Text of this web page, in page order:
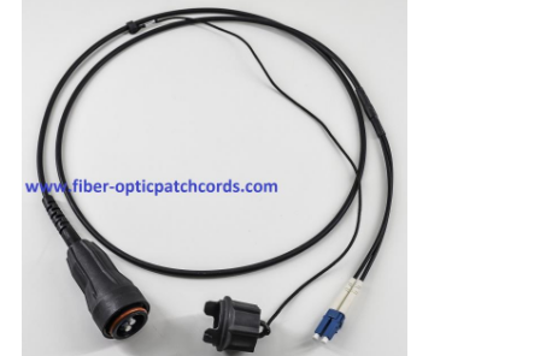
を
要
求